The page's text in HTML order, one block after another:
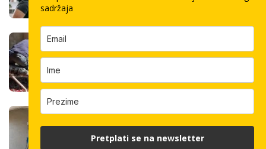
opcije, razlika je velika, evo koja je
Robotski stroj za žbukanje: Za 8 sati
odradi i do 400 kvadrata, a prate ga
samo dva bauštelca
sadržaja
Pretplati se na newsletter